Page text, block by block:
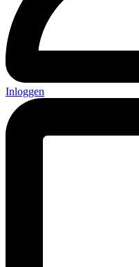
Inloggen